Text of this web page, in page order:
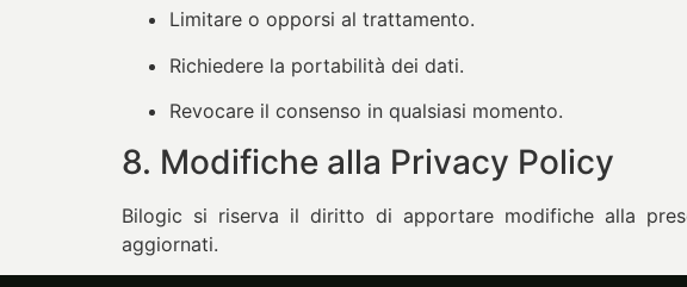
Limitare o opporsi al trattamento.
Richiedere la portabilità dei dati.
Revocare il consenso in qualsiasi momento.
8. Modifiche alla Privacy Policy
Bilogic si riserva il diritto di apportare modifiche alla
aggiornati.